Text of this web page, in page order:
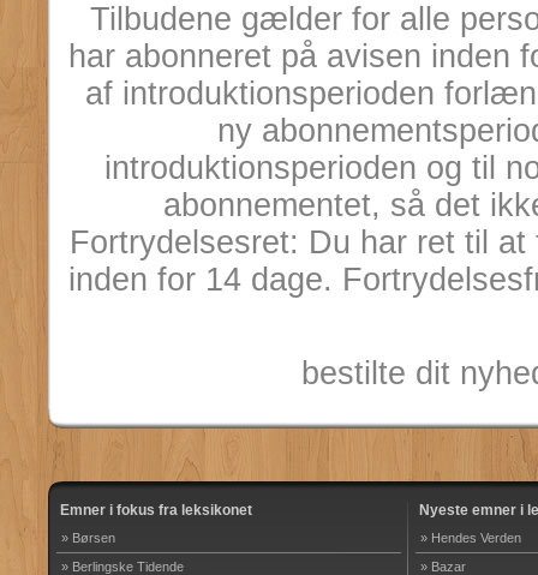
Tilbudene gælder for alle
har abonneret på avisen inden
af introduktionsperioden
ny
introduktionsperioden og til
abonnementet, så det
Fortrydelsesret: Du har ret til
inden for 14 dage.
bestilte dit
Emner i fokus fra leksikonet
» Børsen
» Berlingske Tidende
Nyeste emner i
» Hendes Verden
» Bazar